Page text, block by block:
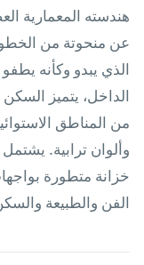
هندسته المعمارية
عن منحوتة من
الذي يبدو وكأنه
الداخل، يتميز
من المناطق
وألوان ترابية.
خزانة متطورة
الفن والطبيعة